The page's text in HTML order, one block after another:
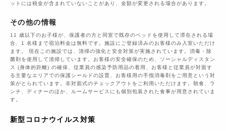
ットには税金が含まれていないことがあり、金額が変更される場合があります。
その他の情報
11 歳以下のお子様が、保護者の方と同室で既存のベッドを使用して滞在される場
合、1 名様まで宿泊料金は無料です。施設にご登録済みのお客様のみ入室いただけ
ます。 現在この施設では、清掃の強化と安全対策が実施されています。消毒・除
菌剤を使用して清掃しています。お客様の安全確保のため、ソーシャルディスタン
ス (身体的距離) の確保、従業員の感染予防用品の着用、お客様と従業員が対面す
る主要なエリアでの保護シールドの設置、お客様用の手指消毒剤をご用意という対
策がとられています。非対面式のチェックアウトをご利用いただけます。朝食、ラ
ンチ、ディナーのほか、ルームサービスにも個別包装された食事が用意されていま
す。
新型コロナウイルス対策